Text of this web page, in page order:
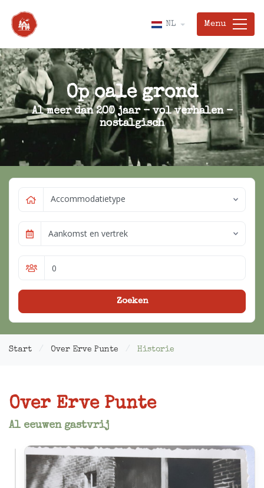
NL Menu
Op oale grond
Al meer dan 200 jaar - vol verhalen -
nostalgisch
Accommodatietype
Aankomst en vertrek
Zoeken
Start Over Erve Punte Historie
Over Erve Punte
Al eeuwen gastvrij